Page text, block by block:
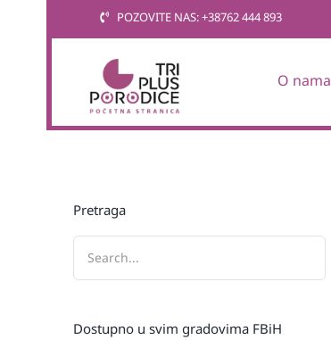
POZOVITE NAS: +38762 444 893
O nama
Pretraga
Dostupno u svim gradovima FBiH